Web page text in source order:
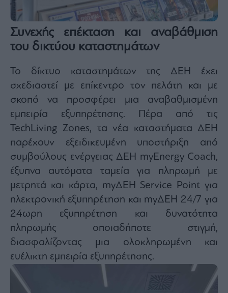
Συνεχής επέκταση και αναβάθμιση
του δικτύου καταστημάτων
Το δίκτυο καταστημάτων της ΔΕΗ έχει
σχεδιαστεί με επίκεντρο τον πελάτη και με
σκοπό να προσφέρει μια αναβαθμισμένη
εμπειρία εξυπηρέτησης. Πέρα από τις
TechLiving Zones, τα νέα καταστήματα ΔΕΗ
παρέχουν εξειδικευμένη υποστήριξη από
συμβούλους ενέργειας ΔΕΗ myEnergy Coach,
έξυπνα αυτόματα ταμεία για πληρωμή με
μετρητά και κάρτα, myΔΕΗ Service Point για
ηλεκτρονική εξυπηρέτηση και myΔΕΗ 24/7 για
24ωρη εξυπηρέτηση και δυνατότητα
πληρωμής οποιαδήποτε στιγμή,
διασφαλίζοντας μια ολοκληρωμένη και
ευέλικτη εμπειρία εξυπηρέτησης.